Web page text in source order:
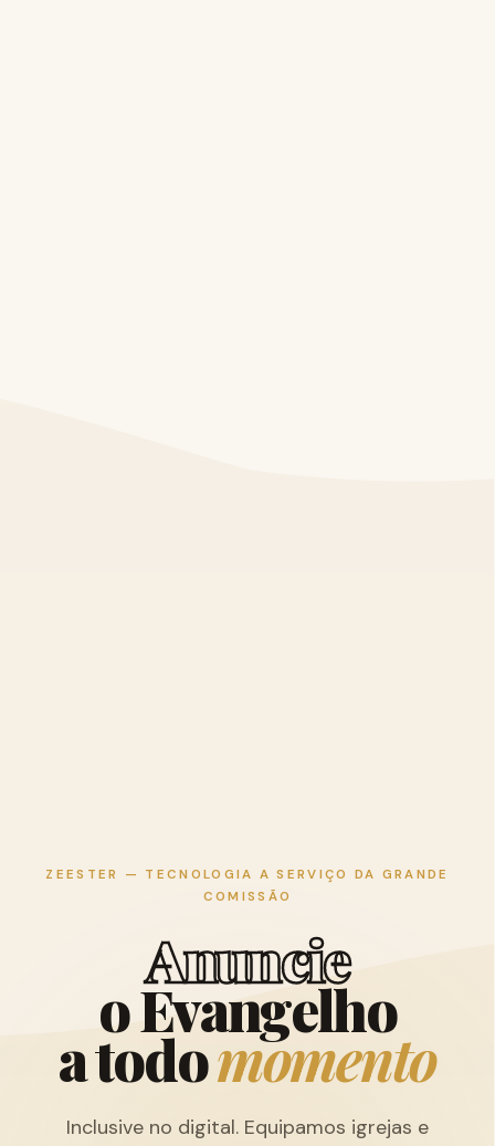
ZEESTER — TECNOLOGIA A SERVIÇO DA GRANDE
COMISSÃO
Anuncie
oEvangelho
atodomomento
Inclusive no digital. Equipamos igrejas e